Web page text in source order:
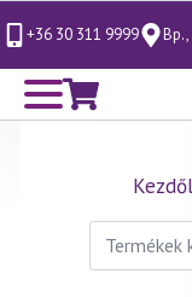
+36 30 311 9999
Keresés